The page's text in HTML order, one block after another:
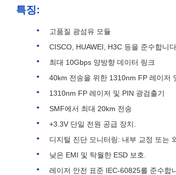
특징:
고품질 광섬유 모듈
CISCO, HUAWEI, H3C 등을 준수합니다.
최대 10Gbps 양방향 데이터 링크
40km 전송을 위한 1310nm FP 레이저
1310nm FP 레이저 및 PIN 광검출기
SMF에서 최대 20km 전송
+3.3V 단일 전원 공급 장치.
디지털 진단 모니터링: 내부 교정 또는
낮은 EMI 및 탁월한 ESD 보호.
레이저 안전 표준 IEC-60825를 준수합